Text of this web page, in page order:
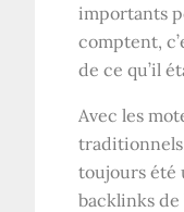
importants
comptent,
de ce qu’il
Avec les
toujours été
backlinks de